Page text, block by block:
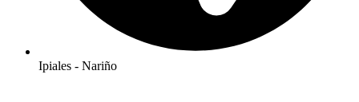
Ipiales - Nariño